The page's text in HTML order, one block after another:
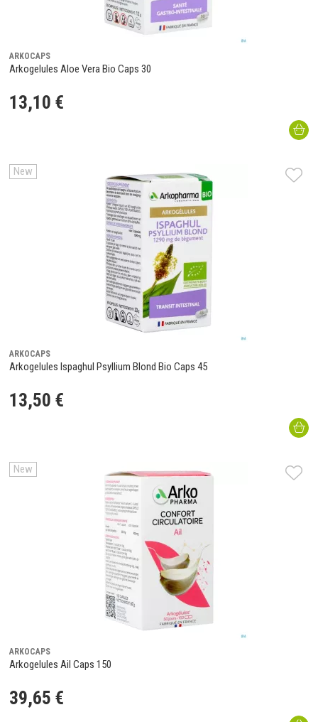
ARKOCAPS
Arkogelules Aloe Vera Bio Caps 30
13,10 €
New
ARKOCAPS
Arkogelules Ispaghul Psyllium Blond Bio Caps 45
13,50 €
New
ARKOCAPS
Arkogelules Ail Caps 150
39,65 €